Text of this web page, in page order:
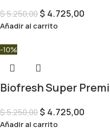
$5.250,00$ 4.725,00
Añadir al carrito
-10%
Biofresh Super
$5.250,00$ 4.725,00
Añadir al carrito